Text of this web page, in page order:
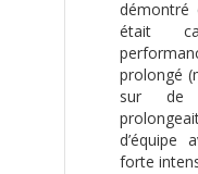
démontré
était
prolongé
sur de
d’équipe
forte